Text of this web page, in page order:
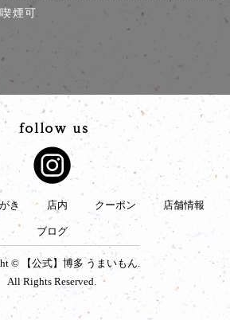
煙可
き 店内 クーポン 店舗情報
ブログ
© 【公式】博多 うまいもん.
All Rights Reserved.